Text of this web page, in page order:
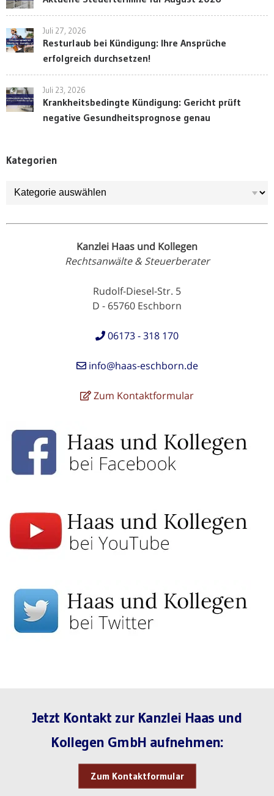
Juli 27, 2026
Resturlaub bei Kündigung: Ihre Ansprüche
erfolgreich durchsetzen!
Juli 23, 2026
Krankheitsbedingte Kündigung: Gericht prüft
negative Gesundheitsprognose genau
Kategorien
Kategorien
Kanzlei Haas und Kollegen
Rechtsanwälte & Steuerberater
Rudolf-Diesel-Str. 5
D - 65760 Eschborn
06173 - 318 170
info@haas-eschborn.de
Zum Kontaktformular
Jetzt Kontakt zur Kanzlei Haas und
Kollegen GmbH aufnehmen:
Zum Kontaktformular